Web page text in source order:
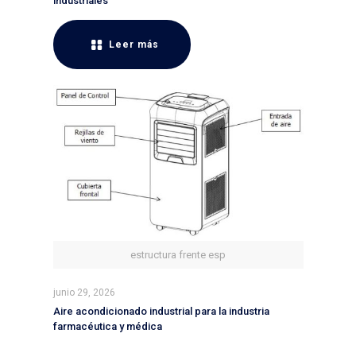
Leer más
estructura frente esp
junio 29, 2026
Aire acondicionado industrial para la industria
farmacéutica y médica